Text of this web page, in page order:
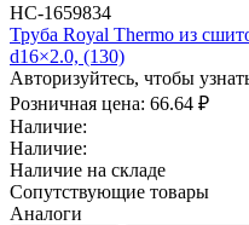
НС-1659834
Труба Royal Thermo из
d16×2.0, (130)
Авторизуйтесь, чтобы
Розничная цена: 66.64 ₽
Наличие:
Наличие:
Наличие на складе
Сопутствующие товары
Аналоги